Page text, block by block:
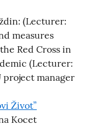
(Lecturer:
measures
Red Cross in
(Lecturer:
project manager
Život”
Kocet